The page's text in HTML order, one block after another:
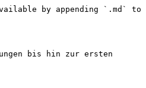
by appending `.md` to
bis hin zur ersten